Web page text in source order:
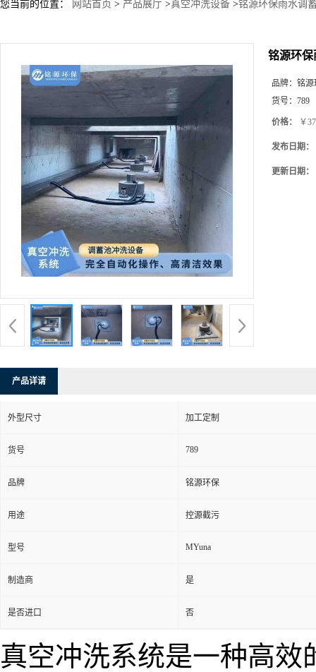
您当前的位置： 网站首页 > 产品展厅 >真空冲洗设备 >铭源环保雨水调
铭源环保
品牌： 铭源
货号： 789
价格： ￥
发布日期：
更新日期：
产品详请
外型尺寸 加工定制
货号 789
品牌 铭源环保
用途 控源截污
型号 MYuna
制造商 是
是否进口 否
真空冲洗系统是一种高